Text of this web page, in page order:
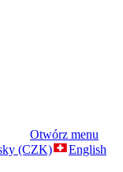
Otwórz menu
(CZK)
English